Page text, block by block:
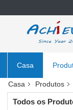
Casa
Casa Produtos
Todos os